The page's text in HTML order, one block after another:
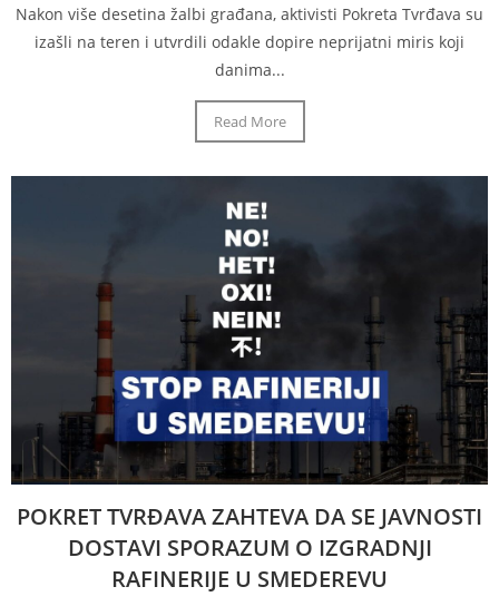
Nakon više desetina žalbi građana, aktivisti Pokreta Tvrđava su
izašli na teren i utvrdili odakle dopire neprijatni miris koji
danima...
Read More
POKRET TVRĐAVA ZAHTEVA DA SE JAVNOSTI
DOSTAVI SPORAZUM O IZGRADNJI
RAFINERIJE U SMEDEREVU